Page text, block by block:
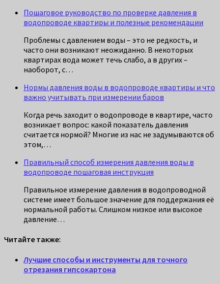
Пошаговое руководство по проверке давления в
водопроводе квартиры и полезные рекомендации
Проблемы с давлением воды – это не редкость, и
часто они возникают неожиданно. В некоторых
квартирах вода может течь слабо, а в других –
наоборот, с…
Нормы давления воды в водопроводе квартиры и что
важно учитывать при измерении баров
Когда речь заходит о водопроводе в квартире, часто
возникает вопрос: какой показатель давления
считается нормой? Многие из нас не задумываются об
этом,…
Правильный способ измерения давления воды в
водопроводе пошаговая инструкция
Правильное измерение давления в водопроводной
системе имеет большое значение для поддержания её
нормальной работы. Слишком низкое или высокое
давление…
Читайте также:
Лучшие способы и инструменты для точного
отрезания гипсокартона